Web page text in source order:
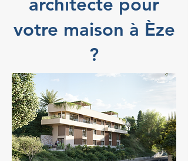
architecte pour
votre maison à Èze
?